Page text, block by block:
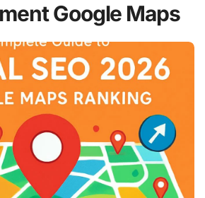
Google Maps